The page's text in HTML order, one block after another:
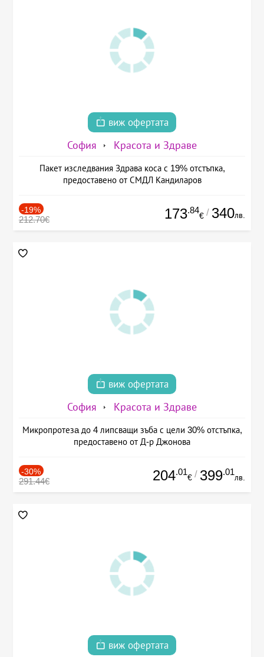
виж офертата
София Красота и Здраве
Пакет изследвания Здрава коса с 19% отстъпка,
предоставено от СМДЛ Кандиларов
-19%
212.70€ 173.84
€ / 340лв.
виж офертата
София Красота и Здраве
Микропротезa до 4 липсващи зъба с цели 30% отстъпка,
предоставено от Д-р Джонова
-30%
291.44€ 204.01
€ / 399.01
лв.
виж офертата